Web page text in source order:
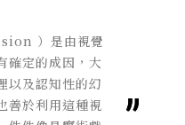
）是由視覺
確定的成因，大
以及認知性的幻
善於利用這種視